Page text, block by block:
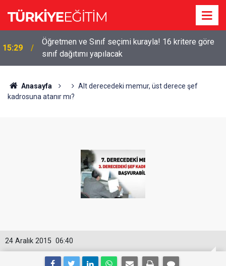
15:29
Öğretmen ve Sınıf seçimi kurayla! 16 kritere göre
sınıf dağıtımı yapılacak
Anasayfa
Alt derecedeki memur, üst derece şef
kadrosuna atanır mı?
06:40
24 Aralık 2015